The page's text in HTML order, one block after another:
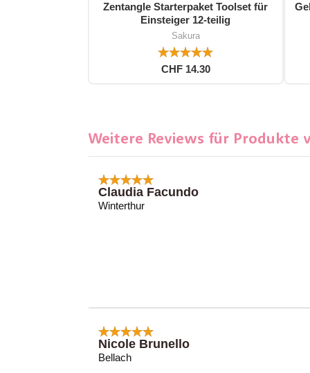
Zentangle Starterpaket Toolset für
Einsteiger 12-teilig
Sakura
CHF 14.30
Weitere Reviews für Produkte
Claudia Facundo
Winterthur
Nicole Brunello
Bellach